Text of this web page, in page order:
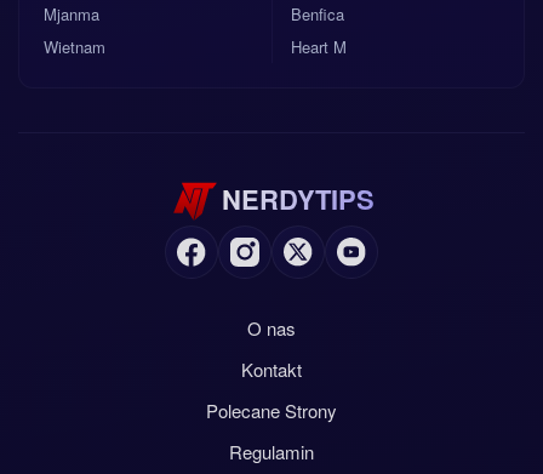
Mjanma
Wietnam
Benfica
Heart M
NERDYTIPS
O nas
Kontakt
Polecane Strony
Regulamin